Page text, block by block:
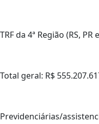
TRF da 4ª Região (RS, PR
Total geral: R$
Previdenciárias/